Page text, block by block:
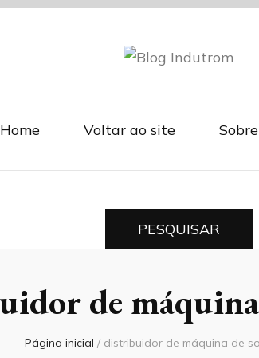
Home Voltar ao site Sobre
de máquina
Página inicial / distribuidor de máquina de